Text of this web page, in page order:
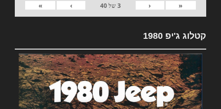
«
‹
3של40
›
»
קטלוג ג'יפ 1980